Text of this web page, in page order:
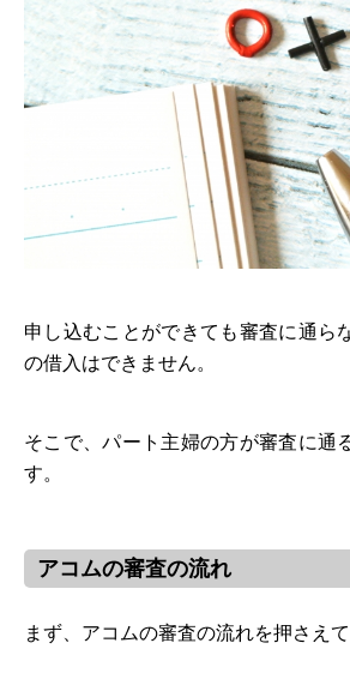
申し込むことができても審査に通ら
の借入はできません。
そこで、パート主婦の方が審査に通
す。
アコムの審査の流れ
まず、アコムの審査の流れを押さえて